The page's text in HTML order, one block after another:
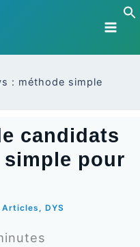
: méthode simple
candidats
pour
Articles , DYS